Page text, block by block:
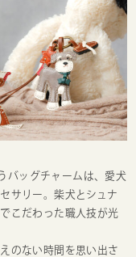
バッグチャームは、愛犬
サリー。柴犬とシュナ
こだわった職人技が光
のない時間を思い出さ